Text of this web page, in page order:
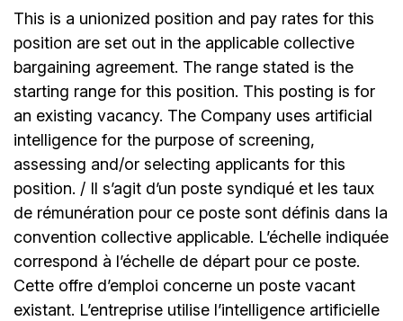
This is a unionized position and pay rates for this
position are set out in the applicable collective
bargaining agreement. The range stated is the
starting range for this position. This posting is for
an existing vacancy. The Company uses artificial
intelligence for the purpose of screening,
assessing and/or selecting applicants for this
position. / Il s’agit d’un poste syndiqué et les taux
de rémunération pour ce poste sont définis dans la
convention collective applicable. L’échelle indiquée
correspond à l’échelle de départ pour ce poste.
Cette offre d’emploi concerne un poste vacant
existant. L’entreprise utilise l’intelligence artificielle